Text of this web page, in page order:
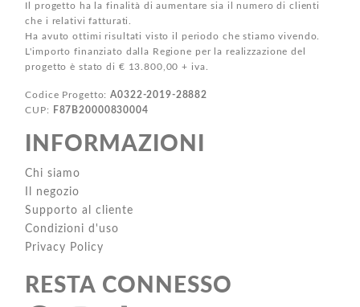
Il progetto ha la finalità di aumentare sia il numero di clienti
che i relativi fatturati.
Ha avuto ottimi risultati visto il periodo che stiamo vivendo.
L'importo finanziato dalla Regione per la realizzazione del
progetto è stato di € 13.800,00 + iva.
Codice Progetto:A0322-2019-28882
CUP:
F87B20000830004
INFORMAZIONI
Chi siamo
Il negozio
Supporto al cliente
Condizioni d'uso
Privacy Policy
RESTA CONNESSO